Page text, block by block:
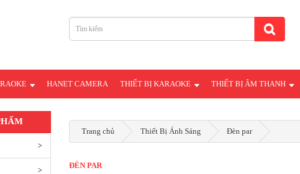
HANET CAMERA THIẾT BỊ KARAOKE THIẾT BỊ ÂM THANH
Trang chủ Thiết Bị Ánh Sáng Đèn par
ĐÈN PAR